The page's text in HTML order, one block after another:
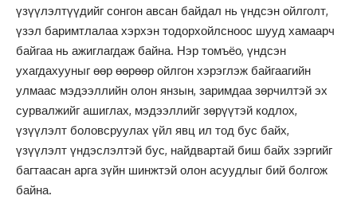
үзүүлэлтүүдийг сонгон авсан байдал нь үндсэн ойлголт,
үзэл баримтлалаа хэрхэн тодорхойлсноос шууд хамаарч
байгаа нь ажиглагдаж байна. Нэр томъёо, үндсэн
ухагдахууныг өөр өөрөөр ойлгон хэрэглэж байгаагийн
улмаас мэдээллийн олон янзын, заримдаа зөрчилтэй эх
сурвалжийг ашиглах, мэдээллийг зөрүүтэй кодлох,
үзүүлэлт боловсруулах үйл явц ил тод бус байх,
үзүүлэлт үндэслэлтэй бус, найдвартай биш байх зэргийг
багтаасан арга зүйн шинжтэй олон асуудлыг бий болгож
байна.